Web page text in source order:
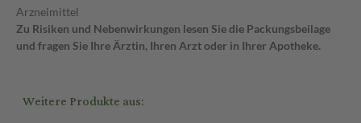
Arzneimittel
Zu Risiken und Nebenwirkungen lesen Sie die Packungsbeilage
und fragen Sie Ihre Ärztin, Ihren Arzt oder in Ihrer Apotheke.
Weitere Produkte aus: